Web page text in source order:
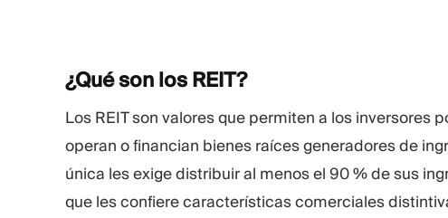
¿Qué son los REIT?
Los REIT son valores que permiten a los inversores
operan o financian bienes raíces generadores de
única les exige distribuir al menos el 90 % de sus
que les confiere características comerciales